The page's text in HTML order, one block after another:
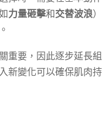
力量砸擊和交替波浪）
重要，因此逐步延長組
新變化可以確保肌肉持